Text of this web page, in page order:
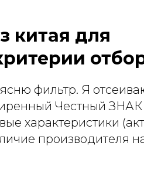
китая для
фильтр. Я
Честный ЗНАК
характеристики
производителя